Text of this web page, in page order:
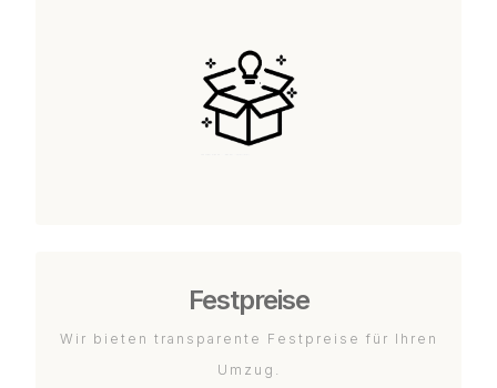
Festpreise
Wir bieten transparente Festpreise für Ihren
Umzug.